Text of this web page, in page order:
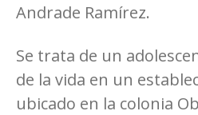
Andrade Ramírez.
Se trata de un
de la vida en un
ubicado en la colonia